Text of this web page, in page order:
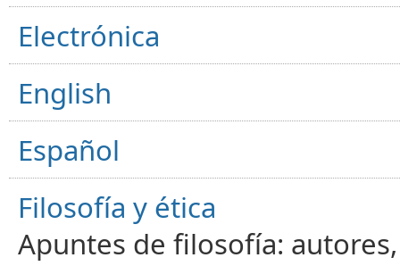
Electrónica
English
Español
Filosofía y ética
Apuntes de filosofía: